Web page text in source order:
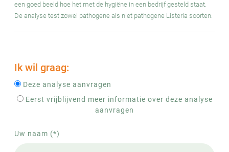
een goed beeld hoe het met de hygiëne in een bedrijf gesteld staat.
De analyse test zowel pathogene als niet pathogene Listeria soorten.
Ik wil graag:
Deze analyse aanvragen
Eerst vrijblijvend meer informatie over deze analyse
aanvragen
Uw naam (*)